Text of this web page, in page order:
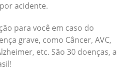
acidente.
para você em caso do
grave, como Câncer, AVC,
etc. São 30 doenças, a